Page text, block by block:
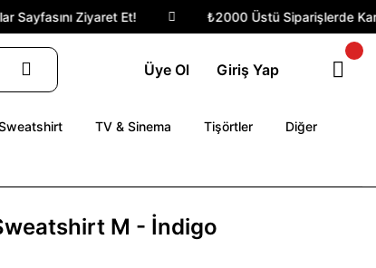
Ziyaret Et! ₺2000 Üstü Siparişlerde
Üye Ol Giriş Yap
TV & Sinema Tişörtler Diğer
M - İndigo